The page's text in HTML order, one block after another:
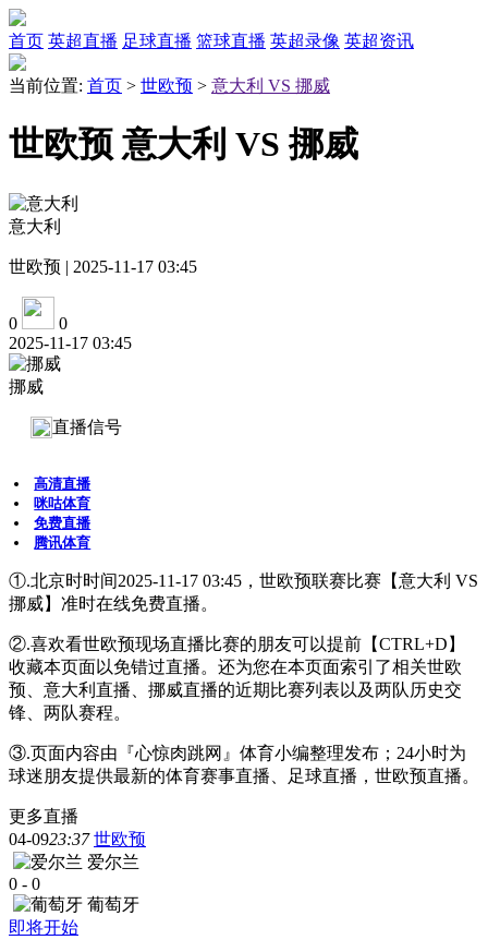
首页 英超直播 足球直播 篮球直播 英超录像 英超资讯
当前位置: 首页 > 世欧预 > 意大利 VS 挪威
世欧预 意大利 VS 挪威
意大利
世欧预 | 2025-11-17 03:45
0
0
2025-11-17 03:45
挪威
直播信号
高清直播
咪咕体育
免费直播
腾讯体育
①.北京时时间2025-11-17 03:45，世欧预联赛比赛【意大利 VS
挪威】准时在线免费直播。
②.喜欢看世欧预现场直播比赛的朋友可以提前【CTRL+D】
收藏本页面以免错过直播。还为您在本页面索引了相关世欧
预、意大利直播、挪威直播的近期比赛列表以及两队历史交
锋、两队赛程。
③.页面内容由『心惊肉跳网』体育小编整理发布；24小时为
球迷朋友提供最新的体育赛事直播、足球直播，世欧预直播。
更多直播
04-0923:37 世欧预
爱尔兰
0 - 0
葡萄牙
即将开始